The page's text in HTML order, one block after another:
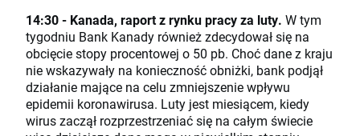
14:30 - Kanada, raport z rynku pracy za luty. W tym
tygodniu Bank Kanady również zdecydował się na
obcięcie stopy procentowej o 50 pb. Choć dane z kraju
nie wskazywały na konieczność obniżki, bank podjął
działanie mające na celu zmniejszenie wpływu
epidemii koronawirusa. Luty jest miesiącem, kiedy
wirus zaczął rozprzestrzeniać się na całym świecie